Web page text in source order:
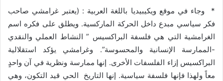
* وجاء في موقع ويكيبيديا باللغة العربية : (يعتبر غرامشي صاحب
فكر سياسي مبدع داخل الحركة الماركسية. ويطلق على فكره اسم
الغرامشية التي هي فلسفة البراكسيس ” النشاط العملي والنقدي
-الممارسة الإنسانية والمحسوسة”. وغرامشي يؤكد استقلالية
البراكسيس إزاء الفلسفات الأخرى. إنها ممارسة ونظرية في آن واحدٍ
معاً ولهذا فإنها فلسفة سياسية. إنها التاريخ الحي قيد التكون، وهي